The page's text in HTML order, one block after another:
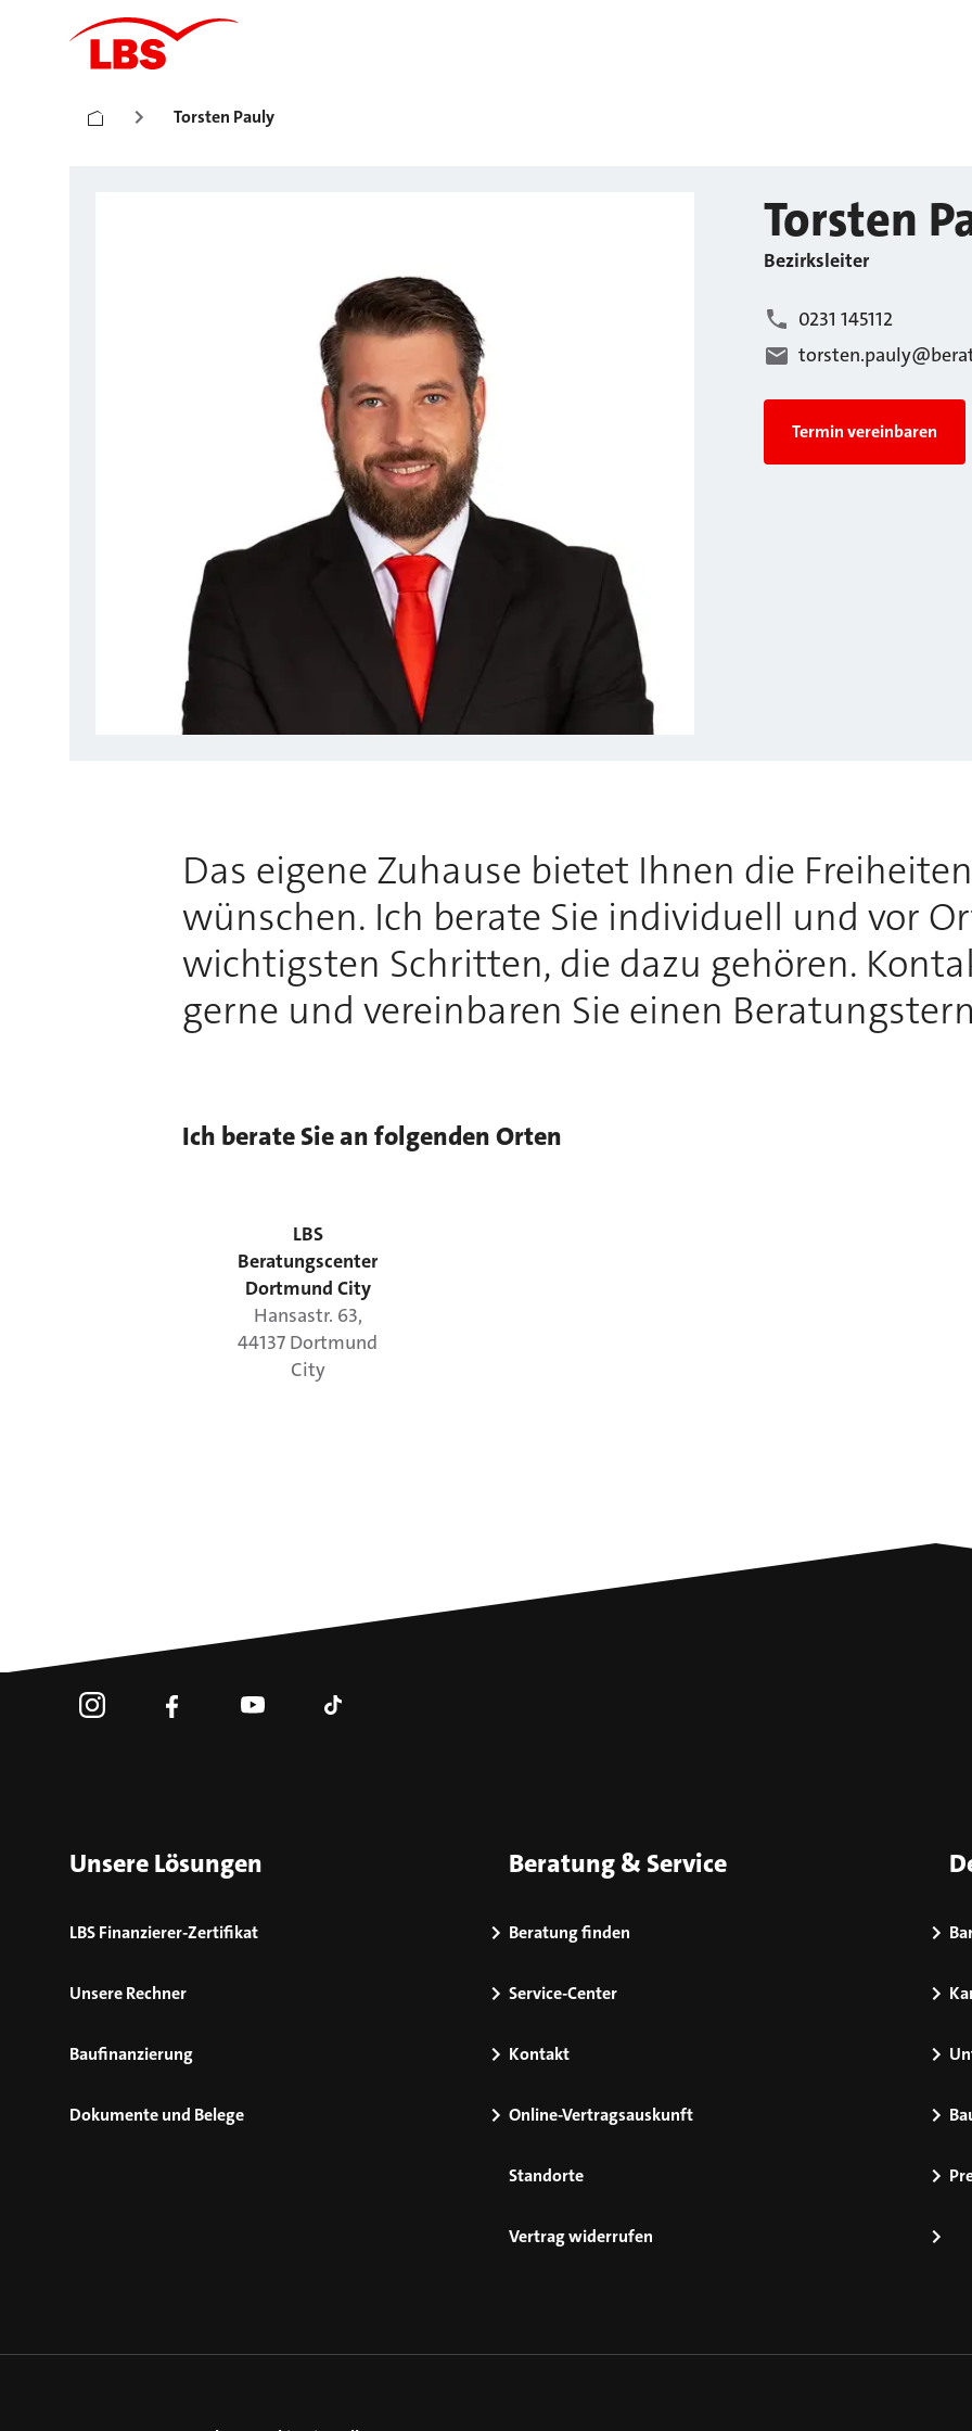
Torsten Pauly
Torsten
Bezirksleiter
0231 145112
Termin vereinbaren
Das eigene Zuhause bietet Ihnen die
wünschen. Ich berate Sie individuell und vor
wichtigsten Schritten, die dazu gehören.
gerne und vereinbaren Sie einen
Ich berate Sie an folgenden Orten
LBS
Beratungscenter
Dortmund City
Hansastr. 63,
44137 Dortmund
City
Unsere Lösungen
LBS Finanzierer-Zertifikat
Unsere Rechner
Baufinanzierung
Dokumente und Belege
Beratung & Service
Beratung finden
Service-Center
Kontakt
Online-Vertragsauskunft
Standorte
Vertrag widerrufen